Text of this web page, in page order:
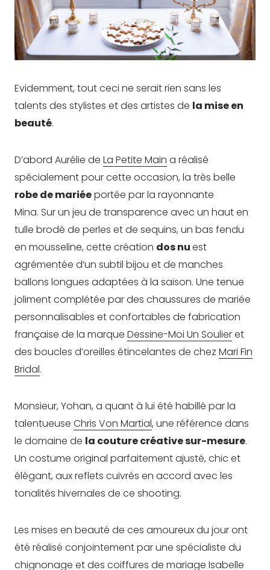
Evidemment, tout ceci ne serait rien sans les
talents des stylistes et des artistes de la mise en
beauté.
D’abord Aurélie de La Petite Main a réalisé
spécialement pour cette occasion, la très belle
robe de mariéeportée par la rayonnante
Mina. Sur un jeu de transparence avec un haut en
tulle brodé de perles et de sequins, un bas fendu
en mousseline, cette création dos nuest
agrémentée d’un subtil bijou et de manches
ballons longues adaptées à la saison. Une tenue
joliment complétée par des chaussures de mariée
personnalisables et confortables de fabrication
française de la marque Dessine-Moi Un Soulieret
des boucles d’oreilles étincelantes de chez Mari Fin
Bridal.
Monsieur, Yohan, a quant à lui été habillé par la
talentueuse Chris Von Martial, une référence dans
le domaine de la couture créative sur-mesure.
Un costume original parfaitement ajusté, chic et
élégant, aux reflets cuivrés en accord avec les
tonalités hivernales de ce shooting.
Les mises en beauté de ces amoureux du jour ont
été réalisé conjointement par une spécialiste du
chignonage et des coiffures de mariage Isabelle